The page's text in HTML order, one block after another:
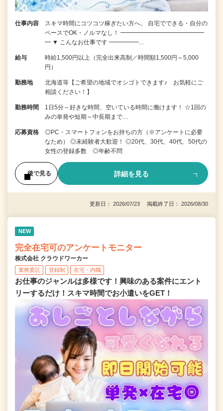
仕事内容
スキマ時間にコツコツ稼ぎたい方へ。 自宅でできる・自分の
ペースでOK・ノルマなし！ ━━━━━━━━━━━━━━
━ ▼ こんなお仕事です ━━━━━…
給与
時給1,500円以上（完全出来高制／時間額1,500円～5,000
円）
勤務地
北海道等【ご希望の地域でオシゴトできます♪ お気軽にご
相談ください！】
勤務時間
1日5分～好きな時間、空いている時間に働けます！ ☆1回の
みの単発や短期～中長期まで…
応募資格
◎PC・スマートフォンをお持ちの方（※アンケートに必要
なため） ◎未経験者大歓迎！ ◎20代、30代、40代、50代の
女性の登録多数 ◎年齢不問
後で見る 詳細を見る
更新日： 2026/07/23 掲載終了日： 2026/08/30
NEW
完全在宅可のアンケートモニター
株式会社 クラウドワーカー
業務委託 登録制 在宅・内職
お仕事のジャンルは多様です！興味のある案件にエント
リーするだけ！スキマ時間でお小遣いをGET！